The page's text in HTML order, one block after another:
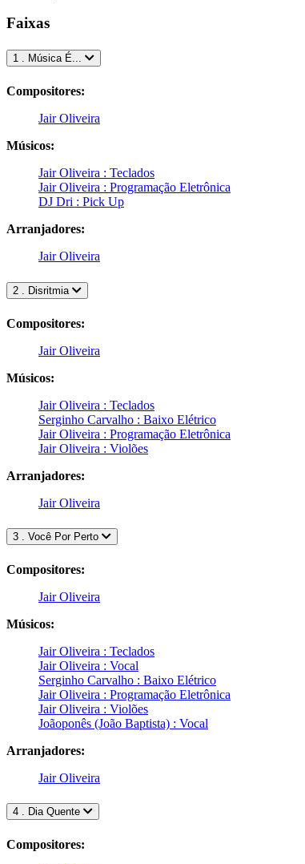
Faixas
1 . Música É...
Compositores:
Jair Oliveira
Músicos:
Jair Oliveira : Teclados
Jair Oliveira : Programação Eletrônica
DJ Dri : Pick Up
Arranjadores:
Jair Oliveira
2 . Disritmia
Compositores:
Jair Oliveira
Músicos:
Jair Oliveira : Teclados
Serginho Carvalho : Baixo Elétrico
Jair Oliveira : Programação Eletrônica
Jair Oliveira : Violões
Arranjadores:
Jair Oliveira
3 . Você Por Perto
Compositores:
Jair Oliveira
Músicos:
Jair Oliveira : Teclados
Jair Oliveira : Vocal
Serginho Carvalho : Baixo Elétrico
Jair Oliveira : Programação Eletrônica
Jair Oliveira : Violões
Joãoponês (João Baptista) : Vocal
Arranjadores:
Jair Oliveira
4 . Dia Quente
Compositores: